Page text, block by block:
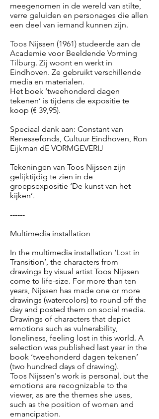
meegenomen in de wereld van stilte,
verre geluiden en personages die allen
een deel van iemand kunnen zijn.
Toos Nijssen (1961) studeerde aan de
Academie voor Beeldende Vorming
Tilburg. Zij woont en werkt in
Eindhoven. Ze gebruikt verschillende
media en materialen.
Het boek ‘tweehonderd dagen
tekenen’ is tijdens de expositie te
koop (€ 39,95).
Speciaal dank aan: Constant van
Renessefonds, Cultuur Eindhoven, Ron
Eijkman dE VORMGEVERIJ
Tekeningen van Toos Nijssen zijn
gelijktijdig te zien in de
groepsexpositie ‘De kunst van het
kijken’.
------
Multimedia installation
In the multimedia installation ‘Lost in
Transition’, the characters from
drawings by visual artist Toos Nijssen
come to life-size. For more than ten
years, Nijssen has made one or more
drawings (watercolors) to round off the
day and posted them on social media.
Drawings of characters that depict
emotions such as vulnerability,
loneliness, feeling lost in this world. A
selection was published last year in the
book ‘tweehonderd dagen tekenen’
(two hundred days of drawing).
Toos Nijssen's work is personal, but the
emotions are recognizable to the
viewer, as are the themes she uses,
such as the position of women and
emancipation.